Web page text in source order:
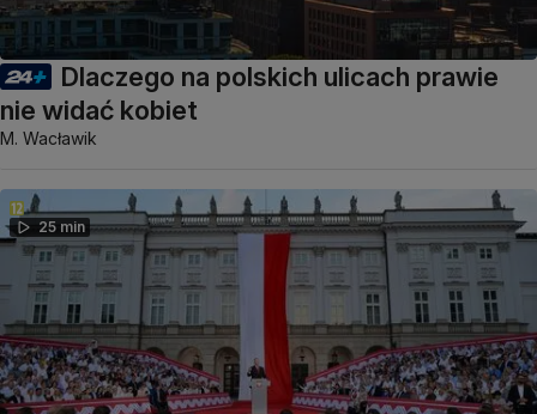
Dlaczego na polskich ulicach prawie
nie widać kobiet
M. Wacławik
25 min